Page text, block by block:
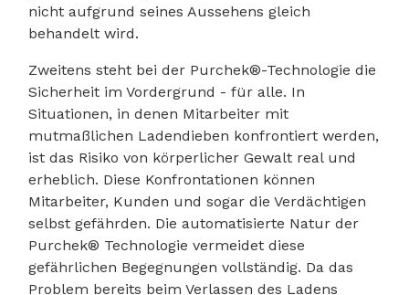
nicht aufgrund seines Aussehens gleich
behandelt wird.
Zweitens steht bei der Purchek®-Technologie die
Sicherheit im Vordergrund - für alle. In
Situationen, in denen Mitarbeiter mit
mutmaßlichen Ladendieben konfrontiert werden,
ist das Risiko von körperlicher Gewalt real und
erheblich. Diese Konfrontationen können
Mitarbeiter, Kunden und sogar die Verdächtigen
selbst gefährden. Die automatisierte Natur der
Purchek® Technologie vermeidet diese
gefährlichen Begegnungen vollständig. Da das
Problem bereits beim Verlassen des Ladens